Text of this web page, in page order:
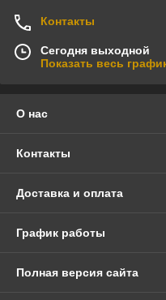
Контакты
Сегодня выходной
Показать весь
О нас
Контакты
Доставка и оплата
График работы
Полная версия сайта